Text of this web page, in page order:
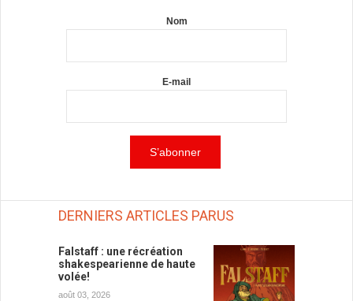
Nom
E-mail
DERNIERS ARTICLES PARUS
Falstaff : une récréation
shakespearienne de haute
volée!
août 03, 2026